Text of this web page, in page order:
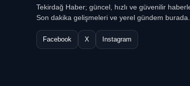
Tekirdağ Haber; güncel, hızlı ve güvenilir
Son dakika gelişmeleri ve yerel gündem burada.
Facebook X Instagram